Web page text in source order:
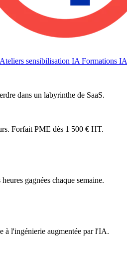
Ateliers sensibilisation IA Formations IA
dans un labyrinthe de SaaS.
Forfait PME dès 1 500 € HT.
gagnées chaque semaine.
à l'ingénierie augmentée par l'IA.